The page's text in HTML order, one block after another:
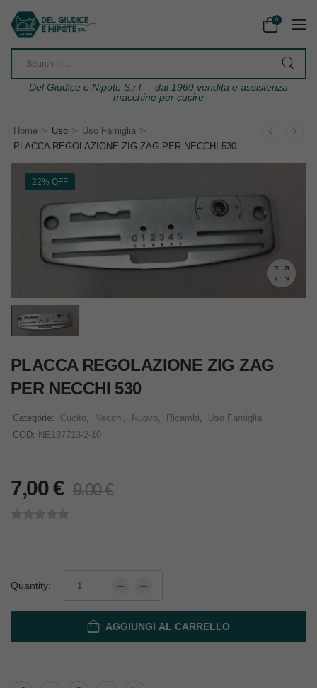
0
Del Giudice e Nipote S.r.l. – dal 1969 vendita e assistenza
macchine per cucire
Home > Uso > Uso Famiglia >
PLACCA REGOLAZIONE ZIG ZAG PER NECCHI 530
22% OFF
PLACCA REGOLAZIONE ZIG ZAG
PER NECCHI 530
Categorie: Cucito, Necchi, Nuovo, Ricambi,
Uso Famiglia
COD: NE137713-2-10
7,00€ 9,00€
Quantity:
AGGIUNGI AL CARRELLO